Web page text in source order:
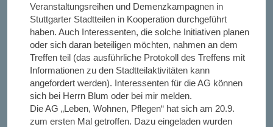
Veranstaltungsreihen und Demenzkampagnen in
Stuttgarter Stadtteilen in Kooperation durchgeführt
haben. Auch Interessenten, die solche Initiativen planen
oder sich daran beteiligen möchten, nahmen an dem
Treffen teil (das ausführliche Protokoll des Treffens mit
Informationen zu den Stadtteilaktivitäten kann
angefordert werden). Interessenten für die AG können
sich bei Herrn Blum oder bei mir melden.
Die AG „Leben, Wohnen, Pflegen“ hat sich am 20.9.
zum ersten Mal getroffen. Dazu eingeladen wurden